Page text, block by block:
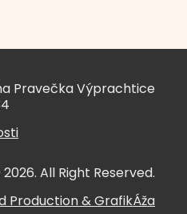
Pravečka Výprachtice
All Right Reserved.
Production&GrafikÁža